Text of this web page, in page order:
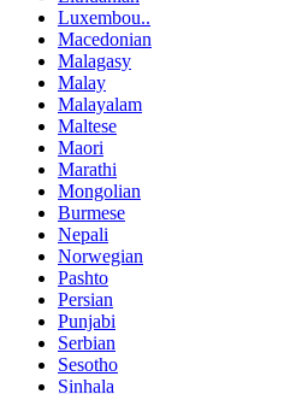
Luxembou..
Macedonian
Malagasy
Malay
Malayalam
Maltese
Maori
Marathi
Mongolian
Burmese
Nepali
Norwegian
Pashto
Persian
Punjabi
Serbian
Sesotho
Sinhala